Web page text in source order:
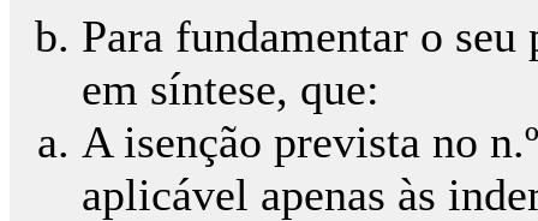
Para fundamentar o seu
em síntese, que:
A isenção prevista no
aplicável apenas às